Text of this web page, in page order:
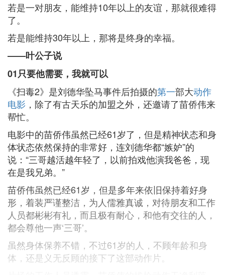
若是一对朋友，能维持10年以上的友谊，那就很难得
了。
若是能维持30年以上，那将是终身的幸福。
——叶公子说
01只要他需要，我就可以
《扫毒2》是刘德华坠马事件后拍摄的第一部大动作
电影 ，除了有古天乐的加盟之外，还邀请了苗侨伟来
帮忙。
电影中的苗侨伟虽然已经61岁了，但是精神状态和身
体状态依然保持的非常好，连刘德华都“嫉妒”的
说：“三哥越活越年轻了，以前拍戏他演我爸爸，现
在是我兄弟。”
苗侨伟虽然已经61岁，但是多年来依旧保持着好身
形，着装严谨整洁，为人儒雅真诚，对待朋友和工作
人员都彬彬有礼，而且极有耐心，和他有交往的人，
都会尊他一声‘三哥’。
虽然身体保养不错，不过61岁的人，不顾年龄和身
体，还是义无反顾的接下了这部动作片。